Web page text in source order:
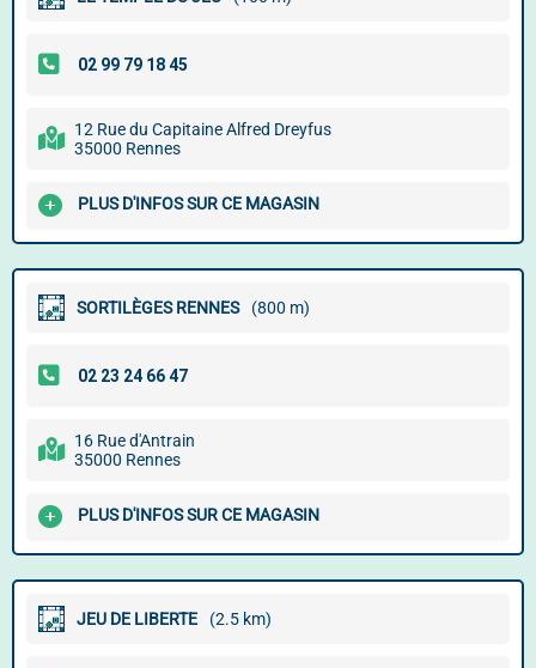
12 Rue du Capitaine Alfred Dreyfus
35000 Rennes
PLUS D'INFOS SUR CE MAGASIN
SORTILÈGES RENNES (800 m)
16 Rue d'Antrain
35000 Rennes
PLUS D'INFOS SUR CE MAGASIN
JEU DE LIBERTE (2.5 km)